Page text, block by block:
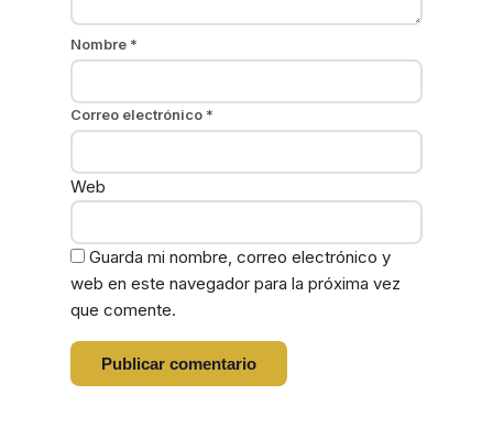
Nombre *
Correo electrónico *
Web
Guarda mi nombre, correo electrónico y
web en este navegador para la próxima vez
que comente.